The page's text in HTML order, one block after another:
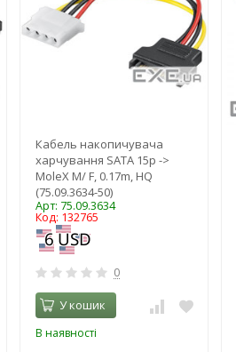
Кабель накопичувача
харчування SATA 15p ->
MoleX M/ F, 0.17m, HQ
(75.09.3634-50)
Арт: 75.09.3634
Код: 132765
0
У кошик
В наявності